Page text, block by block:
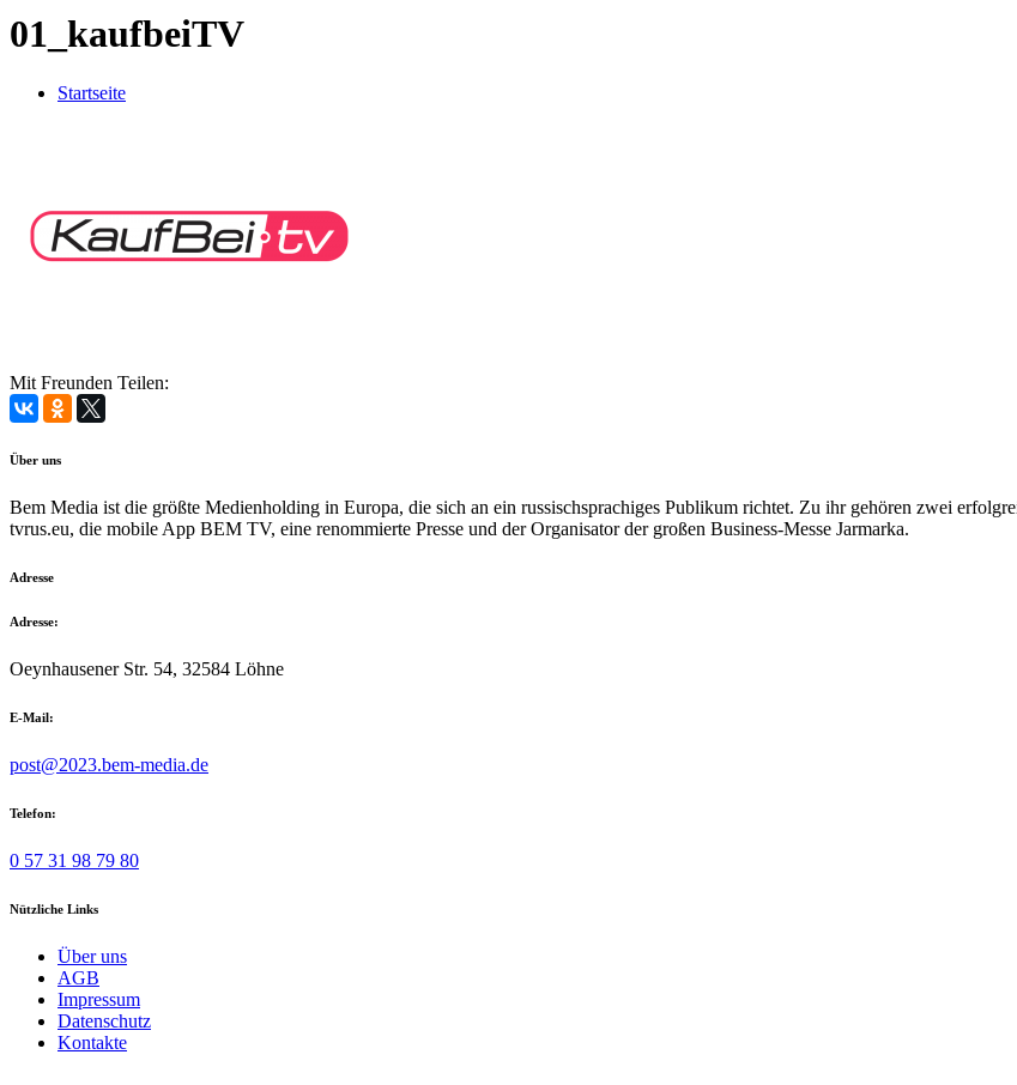
01_kaufbeiTV
Startseite
Mit Freunden Teilen:
Über uns
Bem Media ist die größte Medienholding in Europa, die sich an ein russischsprachiges Publikum richtet. Zu ihr gehören zwei
tvrus.eu, die mobile App BEM TV, eine renommierte Presse und der Organisator der großen Business-Messe Jarmarka.
Adresse
Adresse:
Oeynhausener Str. 54, 32584 Löhne
E-Mail:
post@2023.bem-media.de
Telefon:
0 57 31 98 79 80
Nützliche Links
Über uns
AGB
Impressum
Datenschutz
Kontakte